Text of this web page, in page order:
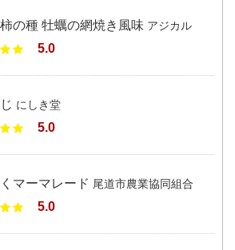
の種 牡蠣の網焼き風味 アジカル
5.0
にしき堂
5.0
マーマレード 尾道市農業協同組合
5.0